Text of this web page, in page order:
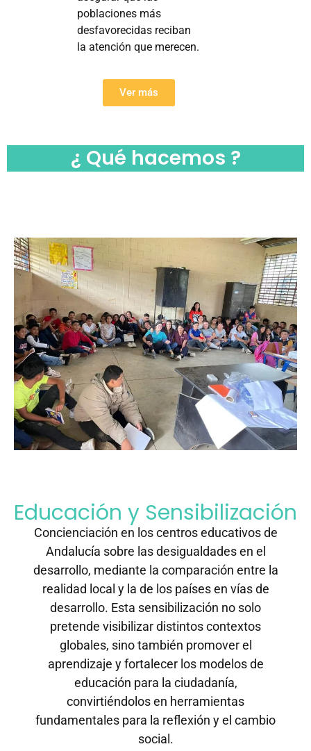
poblaciones más
desfavorecidas reciban
la atención que merecen.
Ver más
¿ Qué hacemos ?
Educación y Sensibilización
Concienciación en los centros educativos de
Andalucía sobre las desigualdades en el
desarrollo, mediante la comparación entre la
realidad local y la de los países en vías de
desarrollo. Esta sensibilización no solo
pretende visibilizar distintos contextos
globales, sino también promover el
aprendizaje y fortalecer los modelos de
educación para la ciudadanía,
convirtiéndolos en herramientas
fundamentales para la reflexión y el cambio
social.